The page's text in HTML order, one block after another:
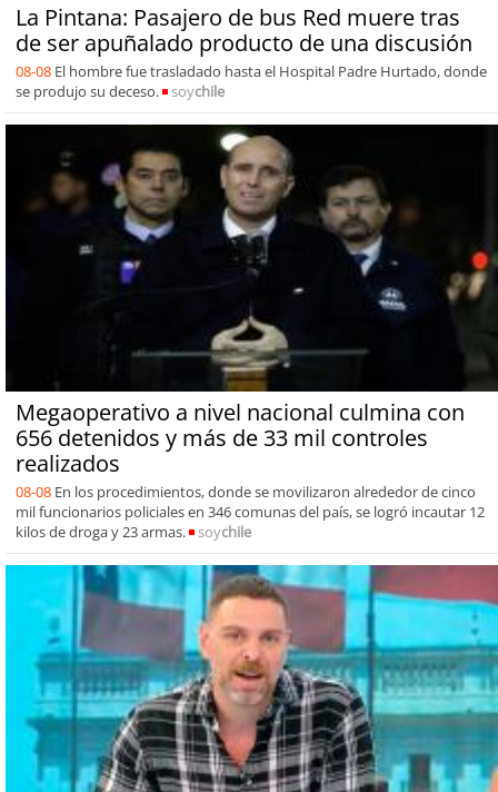
La Pintana: Pasajero de bus Red muere tras
de ser apuñalado producto de una discusión
08-08 El hombre fue trasladado hasta el Hospital Padre Hurtado, donde
se produjo su deceso.
soychile
Megaoperativo a nivel nacional culmina con
656 detenidos y más de 33 mil controles
realizados
08-08 En los procedimientos, donde se movilizaron alrededor de cinco
mil funcionarios policiales en 346 comunas del país, se logró incautar 12
kilos de droga y 23 armas.
soychile